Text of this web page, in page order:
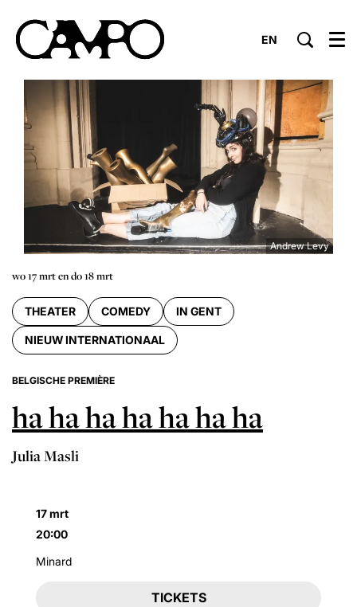
EN Menu
Andrew Levy
THEATER COMEDY IN GENT
NIEUW INTERNATIONAAL
ha ha ha ha ha ha ha
Julia Masli
BELGISCHE PREMIÈRE
wo 17 mrtendo 18 mrt
17 mrt
20:00
Minard
TICKETS